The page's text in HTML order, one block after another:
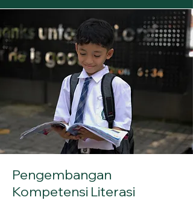
Pengembangan
Kompetensi Literasi